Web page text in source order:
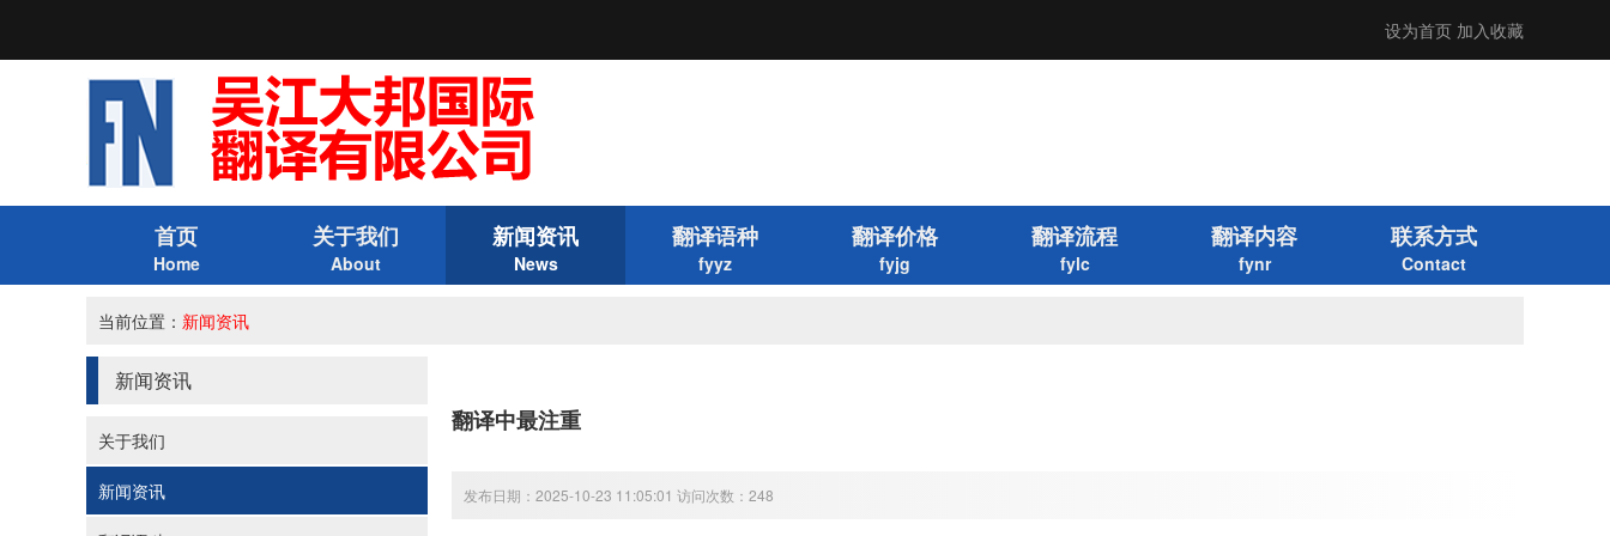
设为首页 加入收藏
首页
Home
关于我们
About
新闻资讯
News
翻译语种
fyyz
翻译价格
fyjg
翻译流程
fylc
翻译内容
fynr
联系方式
Contact
当前位置： 新闻资讯
新闻资讯
关于我们
新闻资讯
翻译中最注重
发布日期：2025-10-23 11:05:01 访问次数：248